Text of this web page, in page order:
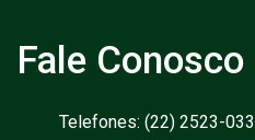
Fale Conosco
Telefones: (22) 2523-